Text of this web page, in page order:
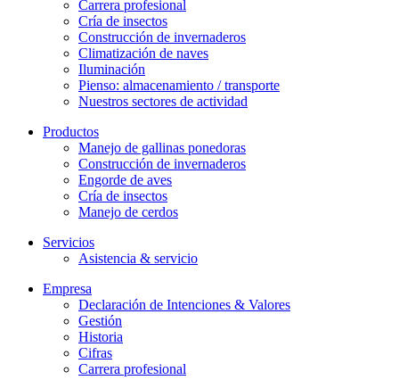
Carrera profesional
Cría de insectos
Construcción de invernaderos
Climatización de naves
Iluminación
Pienso: almacenamiento / transporte
Nuestros sectores de actividad
Productos
Manejo de gallinas ponedoras
Construcción de invernaderos
Engorde de aves
Cría de insectos
Manejo de cerdos
Servicios
Asistencia & servicio
Empresa
Declaración de Intenciones & Valores
Gestión
Historia
Cifras
Carrera profesional